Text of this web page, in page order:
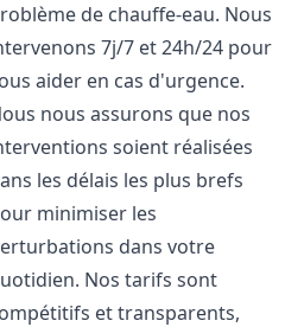
de chauffe-eau. Nous
7j/7 et 24h/24 pour
aider en cas d'urgence.
nous assurons que nos
soient réalisées
les délais les plus brefs
minimiser les
dans votre
Nos tarifs sont
et transparents,